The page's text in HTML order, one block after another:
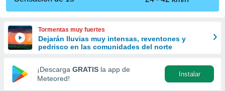
las
y
forma
digital
basada
Tormentas muy fuertes
Dejarán lluvias muy intensas, reventones y
pedrisco en las comunidades del norte
¡Descarga GRATIS la app de
Meteored!
Instalar